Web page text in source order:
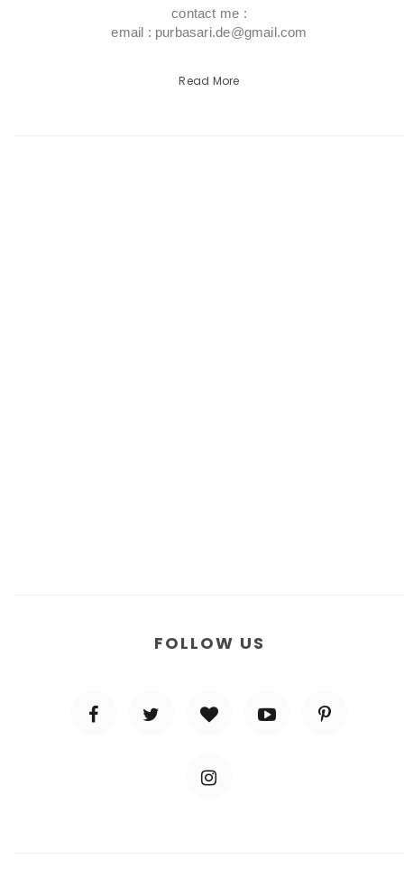
contact me :
email : purbasari.de@gmail.com
Read More
FOLLOW US